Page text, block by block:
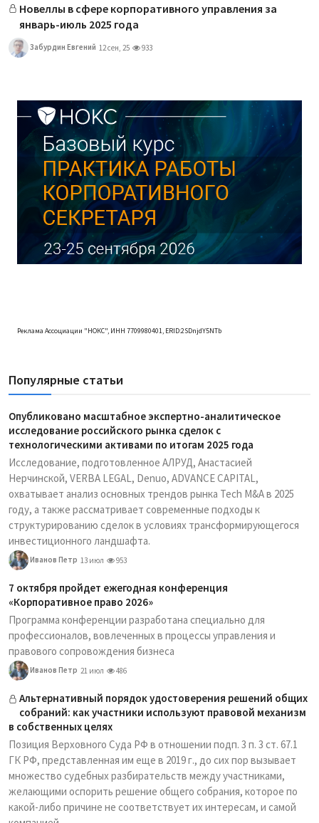
Новеллы в сфере корпоративного управления за
январь-июль 2025 года
Забурдин Евгений 12 сен, 25 933
Реклама Ассоциации "НОКС", ИНН 7709980401, ERID:2SDnjdY5NTb
Популярные статьи
Опубликовано масштабное экспертно-аналитическое
исследование российского рынка сделок с
технологическими активами по итогам 2025 года
Исследование, подготовленное АЛРУД, Анастасией
Нерчинской, VERBA LEGAL, Denuo, ADVANCE CAPITAL,
охватывает анализ основных трендов рынка Tech M&A в 2025
году, а также рассматривает современные подходы к
структурированию сделок в условиях трансформирующегося
инвестиционного ландшафта.
Иванов Петр 13 июл 953
7 октября пройдет ежегодная конференция
«Корпоративное право 2026»
Программа конференции разработана специально для
профессионалов, вовлеченных в процессы управления и
правового сопровождения бизнеса
Иванов Петр 21 июл 486
Альтернативный порядок удостоверения решений общих
собраний: как участники используют правовой механизм
в собственных целях
Позиция Верховного Суда РФ в отношении подп. 3 п. 3 ст. 67.1
ГК РФ, представленная им еще в 2019 г., до сих пор вызывает
множество судебных разбирательств между участниками,
желающими оспорить решение общего собрания, которое по
какой-либо причине не соответствует их интересам, и самой